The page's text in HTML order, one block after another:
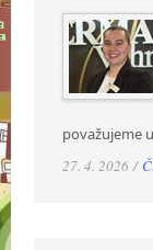
považujeme
27. 4. 2026 /